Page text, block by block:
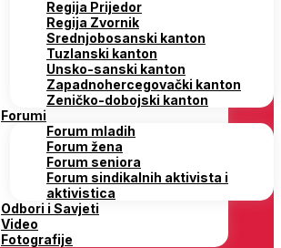
Regija Prijedor
Regija Zvornik
Srednjobosanski kanton
Tuzlanski kanton
Unsko-sanski kanton
Zapadnohercegovački kanton
Zeničko-dobojski kanton
Forumi
Forum mladih
Forum žena
Forum seniora
Forum sindikalnih aktivista i
aktivistica
Odbori i Savjeti
Video
Fotografije